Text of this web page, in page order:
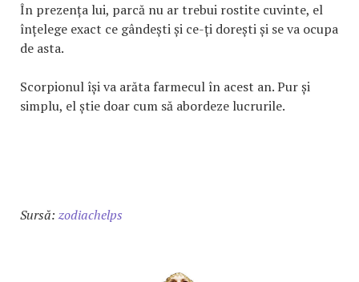
În prezența lui, parcă nu ar trebui rostite cuvinte, el
înțelege exact ce gândești și ce-ți dorești și se va ocupa
de asta.
Scorpionul își va arăta farmecul în acest an. Pur și
simplu, el știe doar cum să abordeze lucrurile.
Sursă: zodiachelps